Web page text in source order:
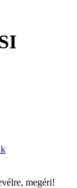
megéri!